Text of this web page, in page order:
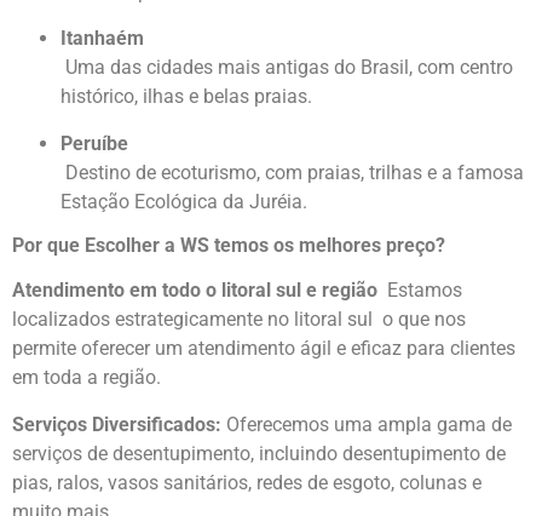
Itanhaém
Uma das cidades mais antigas do Brasil, com centro
histórico, ilhas e belas praias.
Peruíbe
Destino de ecoturismo, com praias, trilhas e a famosa
Estação Ecológica da Juréia.
Por que Escolher a WS temos os melhores preço?
Atendimento em todo o litoral sul e região Estamos
localizados estrategicamente no litoral sul o que nos
permite oferecer um atendimento ágil e eficaz para clientes
em toda a região.
Serviços Diversificados: Oferecemos uma ampla gama de
serviços de desentupimento, incluindo desentupimento de
pias, ralos, vasos sanitários, redes de esgoto, colunas e
muito mais.